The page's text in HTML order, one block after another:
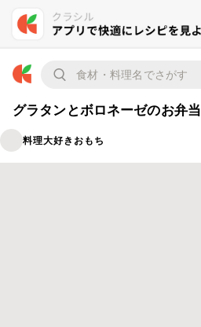
グラタンとボロネーゼのお弁当
料理大好きおもち